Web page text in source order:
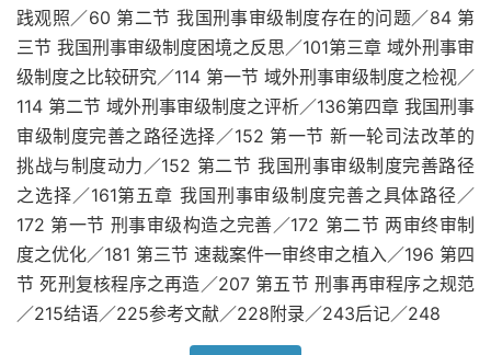
践观照／60 第二节 我国刑事审级制度存在的问题／84 第
三节 我国刑事审级制度困境之反思／101第三章 域外刑事审
级制度之比较研究／114 第一节 域外刑事审级制度之检视／
114 第二节 域外刑事审级制度之评析／136第四章 我国刑事
审级制度完善之路径选择／152 第一节 新一轮司法改革的
挑战与制度动力／152 第二节 我国刑事审级制度完善路径
之选择／161第五章 我国刑事审级制度完善之具体路径／
172 第一节 刑事审级构造之完善／172 第二节 两审终审制
度之优化／181 第三节 速裁案件一审终审之植入／196 第四
节 死刑复核程序之再造／207 第五节 刑事再审程序之规范
／215结语／225参考文献／228附录／243后记／248